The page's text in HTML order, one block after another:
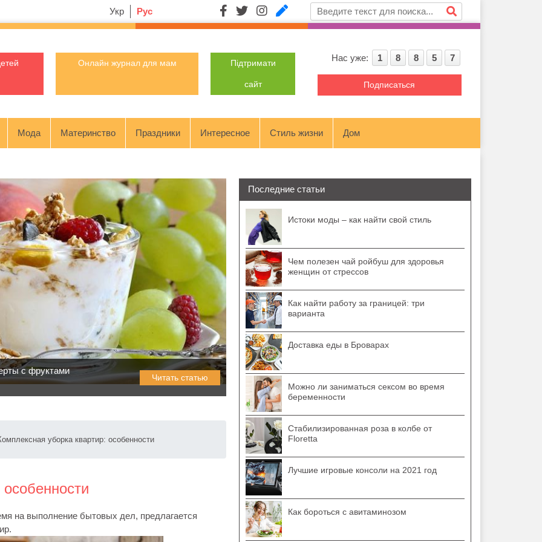
Укр Рус
Онлайн журнал для мам Підтримати
сайт
Нас уже: 1 8 8 5 7
Подписаться
Мода Материнство Праздники Интересное Стиль жизни Дом
с фруктами
Читать статью
уборка квартир: особенности
на выполнение бытовых дел, предлагается
Последние статьи
Истоки моды – как найти свой стиль
Чем полезен чай ройбуш для здоровья
женщин от стрессов
Как найти работу за границей: три
варианта
Доставка еды в Броварах
Можно ли заниматься сексом во время
беременности
Стабилизированная роза в колбе от
Floretta
Лучшие игровые консоли на 2021 год
Как бороться с авитаминозом